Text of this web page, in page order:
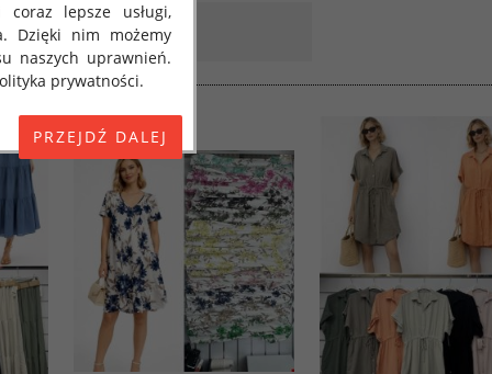
lepsze usługi,
Dzięki nim możemy
naszych uprawnień.
prywatności.
2016/679 z dnia 27
i w sprawie
"RODO", "ORODO",
poinformować Cię o
2018 roku. Poniżej
przez OMEZ